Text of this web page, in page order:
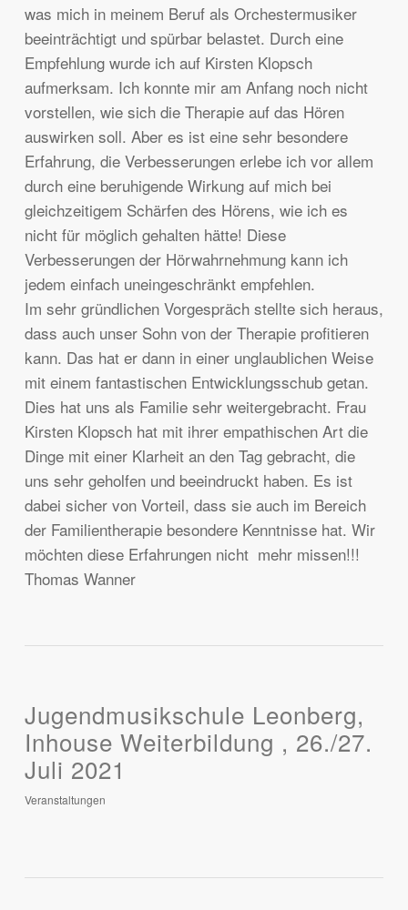
was mich in meinem Beruf als Orchestermusiker
beeinträchtigt und spürbar belastet. Durch eine
Empfehlung wurde ich auf Kirsten Klopsch
aufmerksam. Ich konnte mir am Anfang noch nicht
vorstellen, wie sich die Therapie auf das Hören
auswirken soll. Aber es ist eine sehr besondere
Erfahrung, die Verbesserungen erlebe ich vor allem
durch eine beruhigende Wirkung auf mich bei
gleichzeitigem Schärfen des Hörens, wie ich es
nicht für möglich gehalten hätte! Diese
Verbesserungen der Hörwahrnehmung kann ich
jedem einfach uneingeschränkt empfehlen.
Im sehr gründlichen Vorgespräch stellte sich heraus,
dass auch unser Sohn von der Therapie profitieren
kann. Das hat er dann in einer unglaublichen Weise
mit einem fantastischen Entwicklungsschub getan.
Dies hat uns als Familie sehr weitergebracht. Frau
Kirsten Klopsch hat mit ihrer empathischen Art die
Dinge mit einer Klarheit an den Tag gebracht, die
uns sehr geholfen und beeindruckt haben. Es ist
dabei sicher von Vorteil, dass sie auch im Bereich
der Familientherapie besondere Kenntnisse hat. Wir
möchten diese Erfahrungen nicht mehr missen!!!
Thomas Wanner
Jugendmusikschule Leonberg,
Inhouse Weiterbildung , 26./27.
Juli 2021
Veranstaltungen